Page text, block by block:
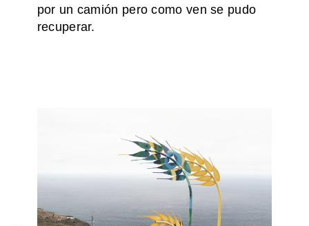
por un camión pero como ven se pudo
recuperar.